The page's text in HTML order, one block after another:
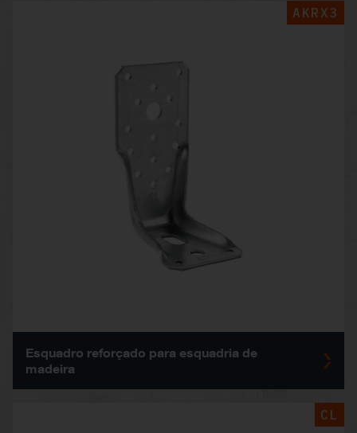
AKRX3
Esquadro reforçado para esquadria de
madeira
CL